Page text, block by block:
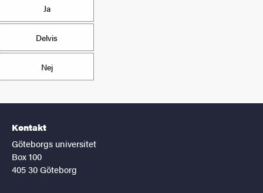
Ja
Delvis
Nej
Kontakt
Göteborgs universitet
Box 100
405 30 Göteborg